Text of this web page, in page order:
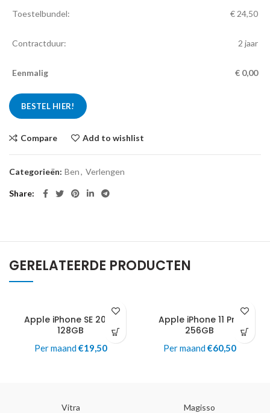
Toestelbundel: € 24,50
Contractduur: 2 jaar
Eenmalig € 0,00
BESTEL HIER!
Compare Add to wishlist
Categorieën: Ben, Verlengen
Share
GERELATEERDE PRODUCTEN
Apple iPhone SE 2020
128GB
Per maand€19,50
Apple iPhone 11 Pro
256GB
Per maand€60,50
Vitra Magisso